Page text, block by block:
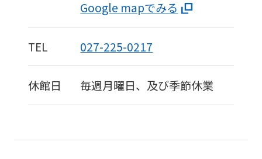
Google mapでみる
TEL 027-225-0217
休館日 毎週月曜日、及び季節休業